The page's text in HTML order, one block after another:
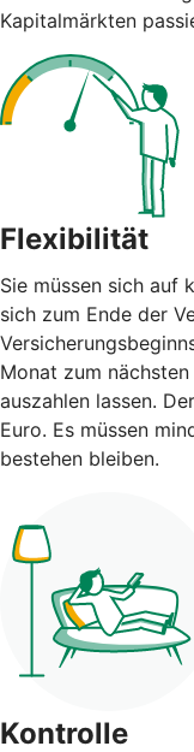
Kapitalmärkten
Flexibilität
Sie müssen sich auf
sich zum Ende der
Monat zum
auszahlen lassen.
Euro. Es müssen
bestehen bleiben.
Kontrolle